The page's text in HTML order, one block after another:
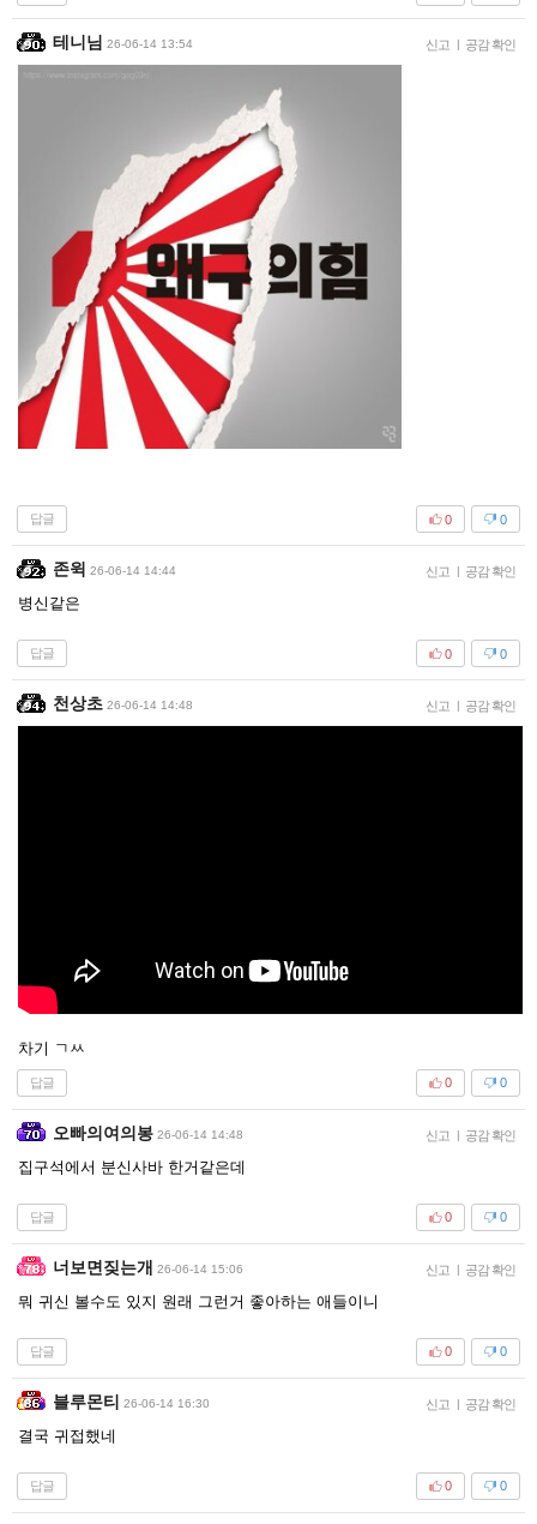
테니님 26-06-14 13:54 신고 | 공감 확인
답글 0
0
존윅 26-06-14 14:44 신고 | 공감 확인
병신같은
답글 0
0
천상초 26-06-14 14:48 신고 | 공감 확인
차기 ㄱㅆ
답글 0
0
오빠의여의봉 26-06-14 14:48 신고 | 공감 확인
집구석에서 분신사바 한거같은데
답글 0
0
너보면짖는개 26-06-14 15:06 신고 | 공감 확인
뭐 귀신 볼수도 있지 원래 그런거 좋아하는 애들이니
답글 0
0
블루몬티 26-06-14 16:30 신고 | 공감 확인
결국 귀접했네
답글 0
0